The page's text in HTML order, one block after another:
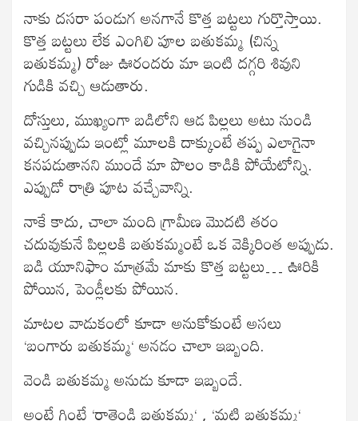
నాకు దసరా పండుగ అనగానే కొత్త బట్టలు గుర్తొస్తాయి.
కొత్త బట్టలు లేక ఎంగిలి పూల బతుకమ్మ (చిన్న
బతుకమ్మ) రోజు ఊరందరు మా ఇంటి దగ్గరి శివుని
గుడికి వచ్చి ఆడుతారు.
దోస్తులు, ముఖ్యంగా బడిలోని ఆడ పిల్లలు అటు నుండి
వచ్చినప్పుడు ఇంట్లో మూలకి దాక్కుంటే తప్ప ఎలాగైనా
కనపడుతానని ముందే మా పొలం కాడికి పోయేటోన్ని.
ఎప్పుడో రాత్రి పూట వచ్చేవాన్ని.
నాకే కాదు, చాలా మంది గ్రామీణ మొదటి తరం
చదువుకునే పిల్లలకి బతుకమ్మంటే ఒక వెక్కిరింత అప్పుడు.
బడి యూనిఫాం మాత్రమే మాకు కొత్త బట్టలు… ఊరికి
పోయిన, పెండ్లీలకు పోయిన.
మాటల వాడుకంలో కూడా అనుకోకుంటే అసలు
‘బంగారు బతుకమ్మ‘ అనడం చాలా ఇబ్బంది.
వెండి బతుకమ్మ అనుడు కూడా ఇబ్బందే.
అంటే గింటే ‘రాతెండి బతుకమ్మ‘ , ‘మట్టి బతుకమ్మ‘